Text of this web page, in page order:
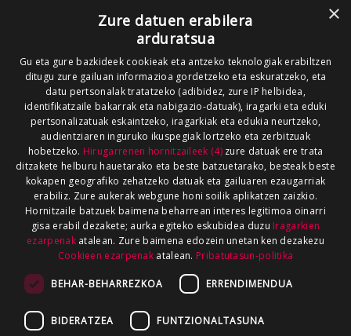
×
Zure datuen erabilera
arduratsua
Gu eta gure bazkideek cookieak eta antzeko teknologiak erabiltzen
ditugu zure gailuan informazioa gordetzeko eta eskuratzeko, eta
datu pertsonalak tratatzeko (adibidez, zure IP helbidea,
identifikatzaile bakarrak eta nabigazio-datuak), iragarki eta eduki
pertsonalizatuak eskaintzeko, iragarkiak eta edukia neurtzeko,
audientziaren inguruko ikuspegiak lortzeko eta zerbitzuak
hobetzeko. Hirugarrenen hornitzaileek (4)zure datuak ere trata
ditzakete helburu hauetarako eta beste batzuetarako, besteak beste
kokapen geografiko zehatzeko datuak eta gailuaren ezaugarriak
erabiliz. Zure aukerak webgune honi soilik aplikatzen zaizkio.
Hornitzaile batzuek baimena beharrean interes legitimoa oinarri
gisa erabil dezakete; aurka egiteko eskubidea duzu Iragarkien
ezarpenakatalean. Zure baimena edozein unetan ken dezakezu
Cookieen ezarpenak atalean. Pribatutasun-politika
BEHAR-BEHARREZKOA ERRENDIMENDUA
BIDERATZEA FUNTZIONALTASUNA